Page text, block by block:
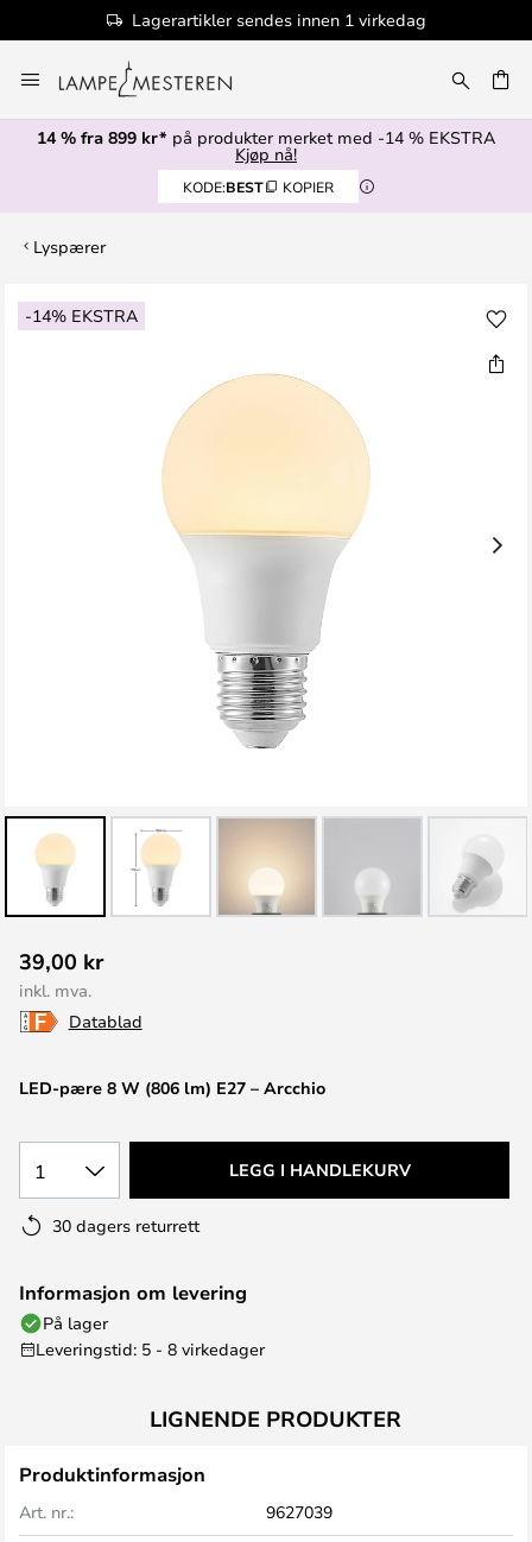
Lagerartikler sendes innen 1 virkedag
til
innhold
14 % fra 899 kr* på produkter merket med -14 % EKSTRA
Kjøp nå!
KODE:BEST KOPIER
Lyspærer
-14% EKSTRA
Gå
til
til
begynnelsen
av
LED-pære 8 W (806 lm) E27 – Arcchio
39,00 kr
inkl. mva.
Datablad
1 LEGG I HANDLEKURV
30 dagers returrett
Informasjon om levering
På lager
Leveringstid: 5 - 8 virkedager
LIGNENDE PRODUKTER
Produktinformasjon
Art. nr.: 9627039